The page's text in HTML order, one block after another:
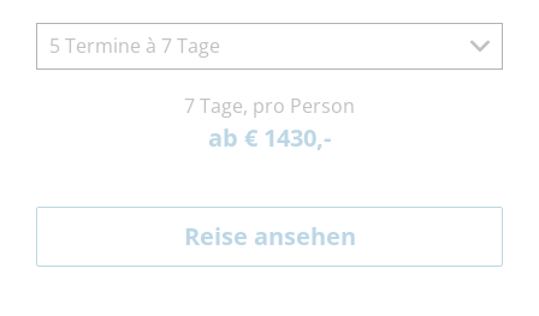
5 Termine à 7 Tage
7 Tage, pro Person
ab € 1430,-
Reise ansehen